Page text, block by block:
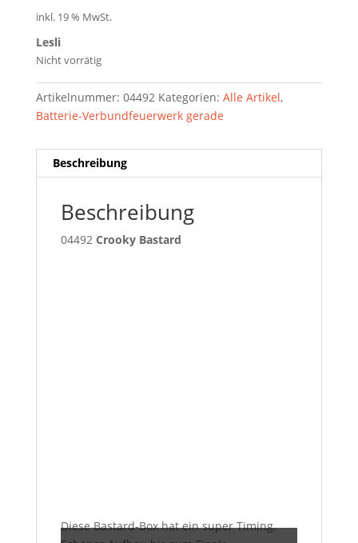
inkl. 19 % MwSt.
Lesli
Nicht vorrätig
Artikelnummer: 04492 Kategorien: Alle Artikel,
Batterie-Verbundfeuerwerk gerade
Beschreibung
Beschreibung
04492 Crooky Bastard
„YouTube
video
Diese Bastard-Box hat ein super Timing.